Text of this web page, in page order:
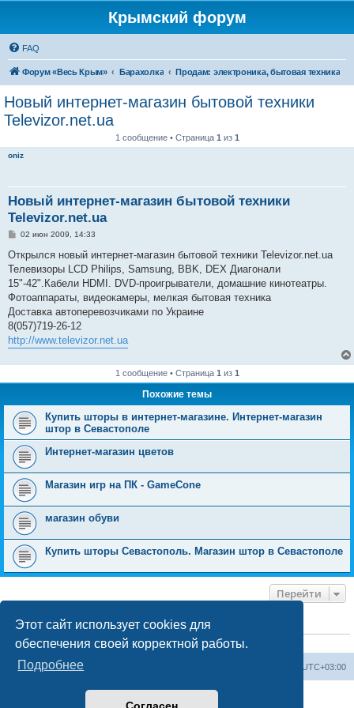
Этот сайт использует cookies для
обеспечения своей корректной работы.
Подробнее
Крымский форум
FAQ
Форум «Весь Крым» Барахолка Продам: электроника, бытовая техника
Новый интернет-магазин бытовой техники
Televizor.net.ua
1 сообщение • Страница 1 из 1
oniz
Новый интернет-магазин бытовой техники
Televizor.net.ua
С
о
щ
е
и
е
02 июн 2009, 14:33
Открылся новый интернет-магазин бытовой техники Televizor.net.ua
Телевизоры LCD Philips, Samsung, BBK, DEX Диагонали
15"-42".Кабели HDMI. DVD-проигрыватели, домашние кинотеатры.
Фотоаппараты, видеокамеры, мелкая бытовая техника
Доставка автоперевозчиками по Украине
8(057)719-26-12
http://www.televizor.net.ua
1 сообщение • Страница 1 из 1
Похожие темы
Купить шторы в интернет-магазине. Интернет-магазин
штор в Севастополе
Интернет-магазин цветов
Магазин игр на ПК - GameCone
магазин обуви
Купить шторы Севастополь. Магазин штор в Севастополе
Перейти
КТО СЕЙЧАС НА КОНФЕРЕНЦИИ
Сейчас этот форум просматривают:ClaudeBot [ИИ бот]и 0 гостей
Форум «Весь Крым» UTC+03:00
Создано на основе phpBB® Forum Software © phpBB Limited